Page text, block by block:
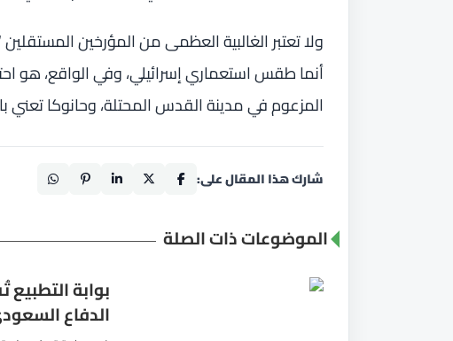
ولا تعتبر الغالبية العظمى من المؤرخين المستقلين
أنما طقس استعماري إسرائيلي، وفي الواقع، هو
المزعوم في مدينة القدس المحتلة، وحانوكا تعني
شارك هذا المقال على:
الموضوعات ذات الصلة
بوابة
الدفاع